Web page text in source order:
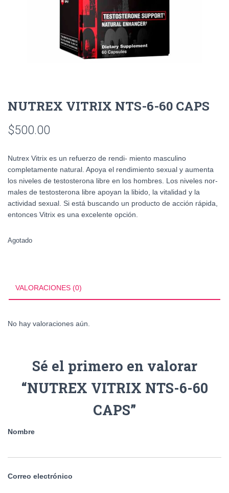
NUTREX VITRIX NTS-6-60 CAPS
$500.00
Nutrex Vitrix es un refuerzo de rendi- miento masculino
completamente natural. Apoya el rendimiento sexual y aumenta
los niveles de testosterona libre en los hombres. Los niveles nor-
males de testosterona libre apoyan la libido, la vitalidad y la
actividad sexual. Si está buscando un producto de acción rápida,
entonces Vitrix es una excelente opción.
Agotado
VALORACIONES (0)
No hay valoraciones aún.
Sé el primero en valorar
“NUTREX VITRIX NTS-6-60
CAPS”
Nombre
Correo electrónico